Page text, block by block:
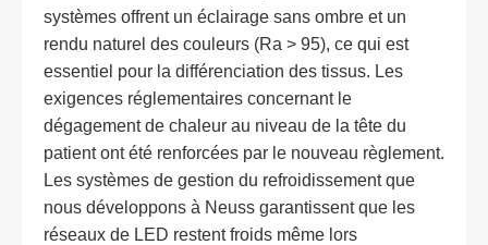
systèmes offrent un éclairage sans ombre et un
rendu naturel des couleurs (Ra > 95), ce qui est
essentiel pour la différenciation des tissus. Les
exigences réglementaires concernant le
dégagement de chaleur au niveau de la tête du
patient ont été renforcées par le nouveau règlement.
Les systèmes de gestion du refroidissement que
nous développons à Neuss garantissent que les
réseaux de LED restent froids même lors